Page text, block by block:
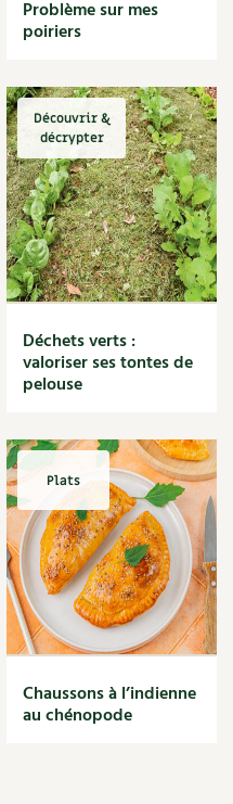
Problème sur mes
poiriers
Découvrir &
décrypter
Déchets verts :
valoriser ses tontes de
pelouse
Plats
Chaussons à l’indienne
au chénopode